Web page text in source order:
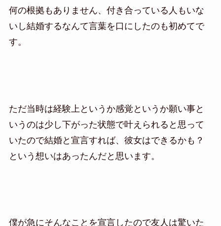
何の根拠もありません、付き合っている人もいな
いし結婚するなんて言葉を口にしたのも初めてで
す。
ただ当時は経験上というか感覚というか願い事と
いうのは少し下がった状態で叶えられると思って
いたので結婚と宣言すれば、彼女はできるかも？
という想いはあったんだと思います。
僕が急にそんなことを宣言したので友人は驚いた